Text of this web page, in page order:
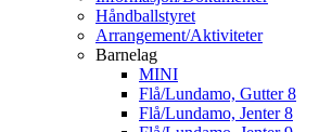
Håndballstyret
Arrangement/Aktiviteter
Barnelag
MINI
Flå/Lundamo, Gutter 8
Flå/Lundamo, Jenter 8